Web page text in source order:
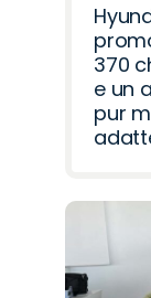
370
e un
pur